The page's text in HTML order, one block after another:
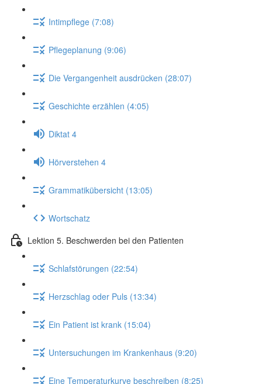
Intimpflege (7:08)
Pflegeplanung (9:06)
Die Vergangenheit ausdrücken (28:07)
Geschichte erzählen (4:05)
Diktat 4
Hörverstehen 4
Grammatikübersicht (13:05)
Wortschatz
Lektion 5. Beschwerden bei den Patienten
Schlafstörungen (22:54)
Herzschlag oder Puls (13:34)
Ein Patient ist krank (15:04)
Untersuchungen im Krankenhaus (9:20)
Eine Temperaturkurve beschreiben (8:25)